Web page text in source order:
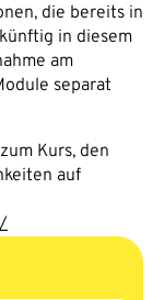
die bereits in
in diesem
am
separat
Kurs, den
auf